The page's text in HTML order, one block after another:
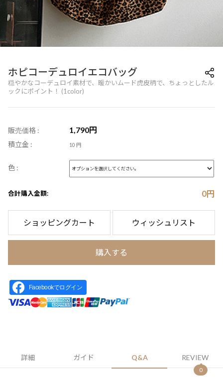
ホピコーデュロイエコバッグ
穏やかなコーデュロイ素材で、暖かいムード虎皮柄で、ちょっとしたル
ックにポイント！ (1color)
販売価格 : 1,790円
積立金 : 10 円
色 :
合計購入金額: 0円
ショッピングカート ウィッシュリスト
購入する
Facebookでログイン
詳細 ガイド Q&A REVIEW
0